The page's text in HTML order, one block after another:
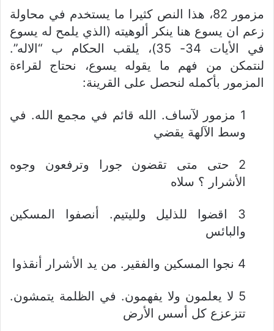
مزمور 82، هذا النص كثيرا ما يستخدم في محاولة
زعم ان يسوع هنا ينكر ألوهيته (الذي يلمح له يسوع
في الأيات 34- 35)، يلقب الحكام ب “الاله”.
لنتمكن من فهم ما يقوله يسوع، نحتاج لقراءة
المزمور بأكمله لنحصل على القرينة:
1 مزمور لآساف. الله قائم في مجمع الله. في
وسط الآلهة يقضي
2 حتى متى تقضون جورا وترفعون وجوه
الأشرار ؟ سلاه
3 اقضوا للذليل ولليتيم. أنصفوا المسكين
والبائس
4 نجوا المسكين والفقير. من يد الأشرار أنقذوا
5 لا يعلمون ولا يفهمون. في الظلمة يتمشون.
تتزعزع كل أسس الأرض